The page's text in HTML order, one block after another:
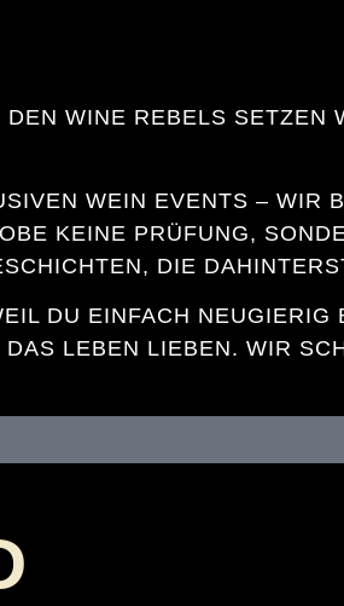
WINE RE­BELS
WEIN EVENTS – WIR
KEI­NE PRÜ­FUNG,
DIE
DU EIN­FACH NEU­GIE­RIG
LE­BEN LIE­BEN. WIR